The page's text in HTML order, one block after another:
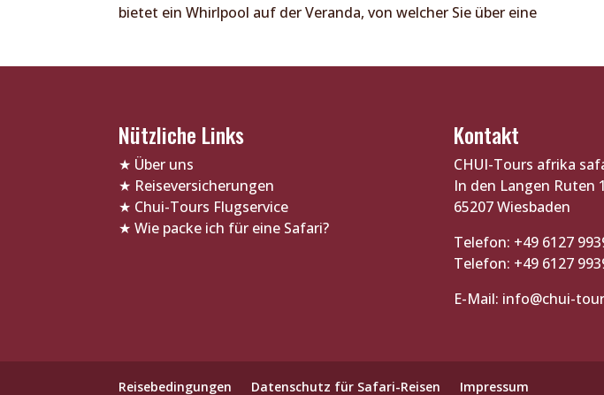
bietet ein Whirlpool auf der Veranda, von welcher Sie über eine
Nützliche Links
★ Über uns
★ Reiseversicherungen
★ Chui-Tours Flugservice
★Wie packe ich für eine Safari?
Kontakt
CHUI-Tours afrika
In den Langen Ruten
65207 Wiesbaden
Telefon: +49 6127
Telefon: +49 6127
E-Mail: info@chui-
Reisebedingungen Datenschutz für Safari-Reisen Impressum